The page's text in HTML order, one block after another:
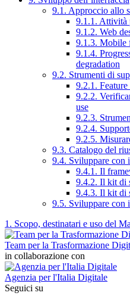
9.1. Approccio allo
9.1.1. Attività
9.1.2. Web
9.1.3. Mobile
9.1.4.
degradation
9.2. Strumenti di
9.2.1. Feature
9.2.2.
use
9.2.3.
9.2.4.
9.2.5.
9.3. Catalogo del
9.4. Sviluppare con
9.4.1. Il
9.4.2. Il kit di
9.4.3. Il kit di
9.5. Sviluppare con
1. Scopo, destinatari e uso del
Team per la Trasformazione
in collaborazione con
Agenzia per l'Italia Digitale
Seguici su